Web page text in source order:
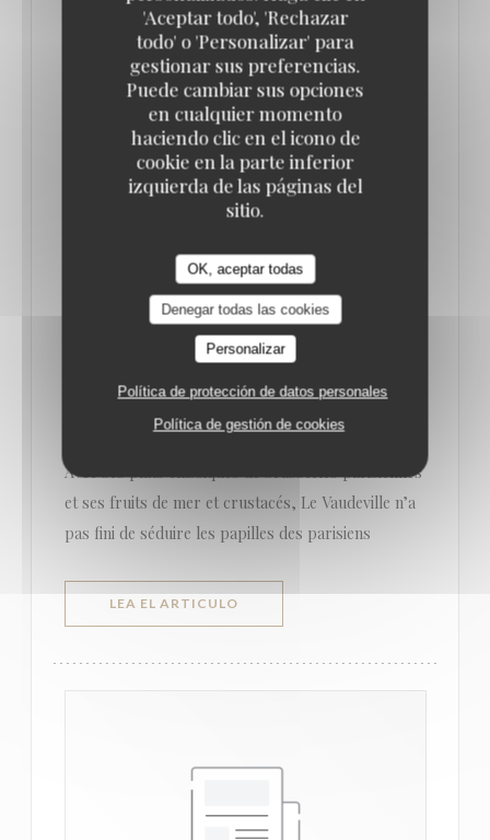
'Aceptar todo', 'Rechazar
todo' o 'Personalizar' para
gestionar sus preferencias.
Puede cambiar sus opciones
en cualquier momento
haciendo clic en el icono de
cookie en la parte inferior
izquierda de las páginas del
sitio.
OK, aceptar todas
Denegar todas las cookies
Personalizar
Política de protección de datos personales
Política de gestión de cookies
OÙ MANGER UNE BONNE CHOUCROUTE À
PARIS ? NOS BONNES ADRESSES
02/01/2023
Le Vaudeville : cuisine traditionnelle et fruits de mer
pour la brasserie parisienne centenaire
Rares sont les brasseries parisiennes pouvant se
targuer de célébrer leur 100 ans.
C’est le cas de la Brasserie Le Vaudeville, véritable
institution nichée dans le 2ème arrondissement de
Avec ses plats classiques de brasseries parisiennes
et ses fruits de mer et crustacés, Le Vaudeville n’a
pas fini de séduire les papilles des parisiens
LEA EL ARTICULO((ABRE EN UNA NUEVA VENTANA))